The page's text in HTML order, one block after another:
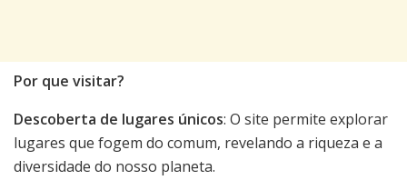
Por que visitar?
Descoberta de lugares únicos: O site permite explorar
lugares que fogem do comum, revelando a riqueza e a
diversidade do nosso planeta.